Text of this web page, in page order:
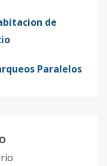
de
Paralelos